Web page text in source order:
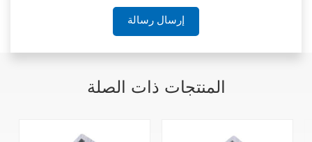
إرسال رسالة
المنتجات ذات الصلة